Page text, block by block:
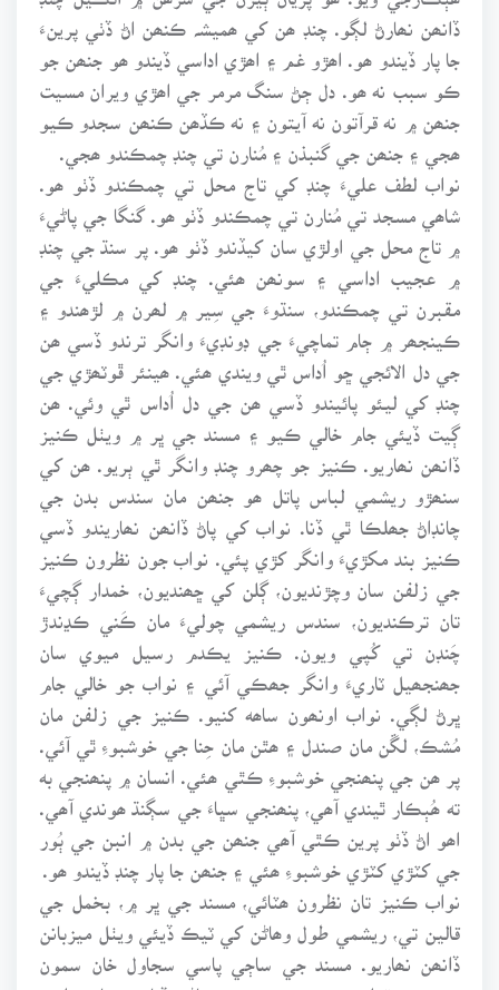
ڏانھن نھارڻ لڳو. چنڊ ھن کي ھميشہ ڪنھن اڻ ڏٺي پرينءَ
جا پار ڏيندو ھو. اھڙو غم ۽ اھڙي اداسي ڏيندو ھو جنھن جو
ڪو سبب نه ھو. دل ڄڻ سنگ مرمر جي اھڙي ويران مسيت
جنھن ۾ نه قرآتون نه آيتون ۽ نه ڪڏھن ڪنھن سجدو ڪيو
ھجي ۽ جنھن جي گنبذن ۽ مُنارن تي چنڊ چمڪندو ھجي.
نواب لطف عليءَ چنڊ کي تاج محل تي چمڪندو ڏٺو ھو.
شاھي مسجد تي مُنارن تي چمڪندو ڏٺو ھو. گنگا جي پاڻيءَ
۾ تاج محل جي اولڙي سان کيڏندو ڏٺو ھو. پر سنڌ جي چنڊ
۾ عجيب اداسي ۽ سونھن ھئي. چنڊ کي مڪليءَ جي
مقبرن تي چمڪندو، سنڌوءَ جي سِير ۾ لھرن ۾ لڙھندو ۽
ڪينجھر ۾ ڄام تماچيءَ جي ڊونڊيءَ وانگر ترندو ڏسي ھن
جي دل الائجي ڇو اُداس ٿي ويندي ھئي. ھينئر ڦوٽھڙي جي
چنڊ کي ليئو پائيندو ڏسي ھن جي دل اُداس ٿي وئي. ھن
ڳيت ڏيئي جام خالي ڪيو ۽ مسند جي ڀر ۾ ويٺل ڪنيز
ڏانھن نھاريو. ڪنيز جو چھرو چنڊ وانگر ٿي ٻريو. ھن کي
سنھڙو ريشمي لباس پاتل ھو جنھن مان سندس بدن جي
چانڊاڻ جھلڪا ٿي ڏنا. نواب کي پاڻ ڏانھن نھاريندو ڏسي
ڪنيز بند مکڙيءَ وانگر کڙي پئي. نواب جون نظرون ڪنيز
جي زلفن سان وچڙنديون، ڳلن کي ڇھنديون، خمدار ڳچيءَ
تان ترڪنديون، سندس ريشمي چوليءَ مان ڪَني ڪڍندڙ
چَنڊن تي کُپي ويون. ڪنيز يڪدم رسيل ميوي سان
جھنجھيل ٽاريءَ وانگر جھڪي آئي ۽ نواب جو خالي جام
ڀرڻ لڳي. نواب اونھون ساھه کنيو. ڪنيز جي زلفن مان
مُشڪ، لڱن مان صندل ۽ ھٿن مان حِنا جي خوشبوءِ ٿي آئي.
پر ھن جي پنھنجي خوشبوءِ ڪٿي ھئي. انسان ۾ پنھنجي به
ته ھُٻڪار ٿيندي آھي، پنھنجي سڀاءَ جي سڳنڌ ھوندي آھي.
اھو اڻ ڏٺو پرين ڪٿي آھي جنھن جي بدن ۾ انبن جي ٻُور
جي کٽڙي کٽڙي خوشبوءِ ھئي ۽ جنھن جا پار چنڊ ڏيندو ھو.
نواب ڪنيز تان نظرون ھٽائي، مسند جي ڀر ۾، بخمل جي
قالين تي، ريشمي طول وھاڻن کي ٽيڪ ڏيئي ويٺل ميزبانن
ڏانھن نھاريو. مسند جي ساڄي پاسي سجاول خان سمون
ويٺو ھو. قداور مڙس، منھن تي مڙساڻي ڏيا ۽ نھٺائي. اڇي